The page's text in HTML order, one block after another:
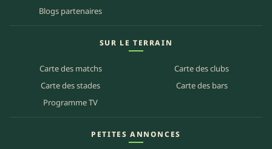
Blogs partenaires
SUR LE TERRAIN
Carte des matchs
Carte des clubs
Carte des stades
Carte des bars
Programme TV
PETITES ANNONCES